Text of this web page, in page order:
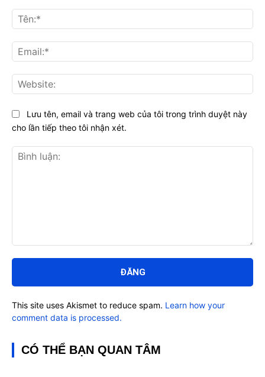
luận:
Lưu tên, email và trang web của tôi trong trình duyệt này
cho lần tiếp theo tôi nhận xét.
This site uses Akismet to reduce spam. Learn how your
comment data is processed.
CÓ THỂ BẠN QUAN TÂM